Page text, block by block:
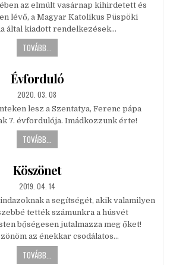
az elmúlt vasárnap kihirdetett és
lévő, a Magyar Katolikus Püspöki
által kiadott rendelkezések…
TOVÁBB...
Évforduló
PUBLISHED
DATE:
2020. 03. 08
lesz a Szentatya, Ferenc pápa
7. évfordulója. Imádkozzunk érte!
TOVÁBB...
Köszönet
PUBLISHED
DATE:
2019. 04. 14
a segítségét, akik valamilyen
tették számunkra a húsvét
bőségesen jutalmazza meg őket!
az énekkar csodálatos…
TOVÁBB...